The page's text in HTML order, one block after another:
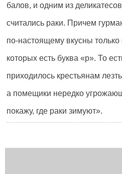
балов, и одним из
считались раки. Причем
по-настоящему вкусны
которых есть буква «р». То
приходилось крестьянам
а помещики нередко
покажу, где раки зимуют».